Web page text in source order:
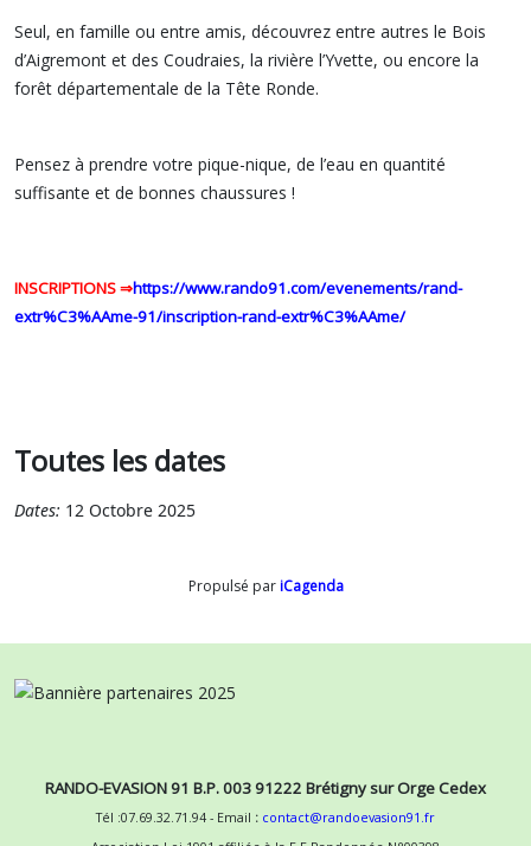
Seul, en famille ou entre amis, découvrez entre autres le Bois
d’Aigremont et des Coudraies, la rivière l’Yvette, ou encore la
forêt départementale de la Tête Ronde.
Pensez à prendre votre pique-nique, de l’eau en quantité
suffisante et de bonnes chaussures !
INSCRIPTIONS⇒https://www.rando91.com/evenements/rand-
extr%C3%AAme-91/inscription-rand-extr%C3%AAme/
Toutes les dates
Dates: 12 Octobre 2025
Propulsé pariCagenda
RANDO-EVASION 91 B.P. 003 91222 Brétigny sur Orge Cedex
Tél :07.69.32.71.94 - Email : contact@randoevasion91.fr